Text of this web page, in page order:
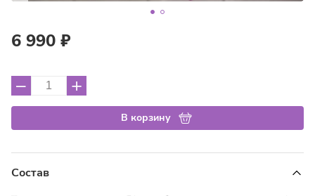
6 990 ₽
– +
В корзину
Состав